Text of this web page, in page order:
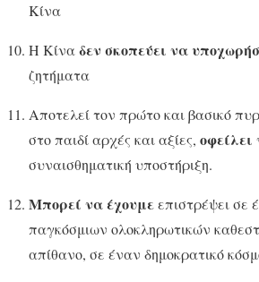
Κίνα
Η Κίναδεν σκοπεύει να
ζητήματα
Αποτελεί τον πρώτο και βασικό
στο παιδί αρχές και αξίες,
συναισθηματική υποστήριξη.
Μπορεί να έχουμεεπιστρέψει σε
παγκόσμιων ολοκληρωτικών
απίθανο, σε έναν δημοκρατικό